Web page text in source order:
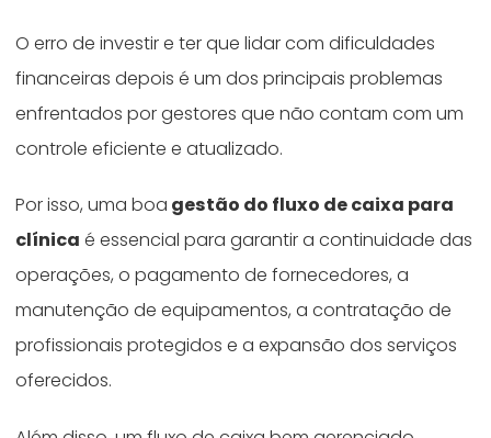
O erro de investir e ter que lidar com dificuldades
financeiras depois é um dos principais problemas
enfrentados por gestores que não contam com um
controle eficiente e atualizado.
Por isso, uma boa gestão do fluxo de caixa para
clínica é essencial para garantir a continuidade das
operações, o pagamento de fornecedores, a
manutenção de equipamentos, a contratação de
profissionais protegidos e a expansão dos serviços
oferecidos.